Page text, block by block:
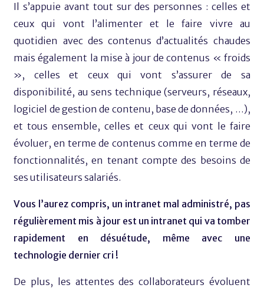
Il s’appuie avant tout sur des personnes : celles et
ceux qui vont l’alimenter et le faire vivre au
quotidien avec des contenus d’actualités chaudes
mais également la mise à jour de contenus « froids
», celles et ceux qui vont s’assurer de sa
disponibilité, au sens technique (serveurs, réseaux,
logiciel de gestion de contenu, base de données, …),
et tous ensemble, celles et ceux qui vont le faire
évoluer, en terme de contenus comme en terme de
fonctionnalités, en tenant compte des besoins de
ses utilisateurs salariés.
Vous l’aurez compris, un intranet mal administré, pas
régulièrement mis à jour est un intranet qui va tomber
rapidement en désuétude, même avec une
technologie dernier cri !
De plus, les attentes des collaborateurs évoluent